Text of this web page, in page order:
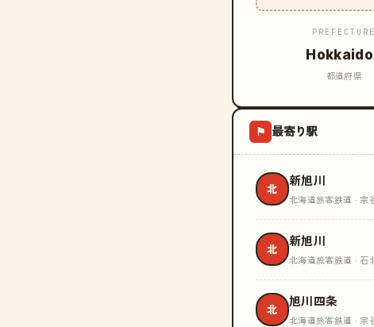
PREFECTURE
都道府県
⚑ 最寄り駅
北
新旭川
北海道旅客鉄道 · 宗
北
新旭川
北海道旅客鉄道 · 石
北
旭川四条
北海道旅客鉄道 · 宗